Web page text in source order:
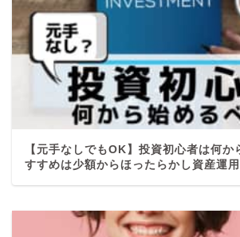
【元手なしでもOK】投資初心者は何か
すすめは少額からほったらかし資産運